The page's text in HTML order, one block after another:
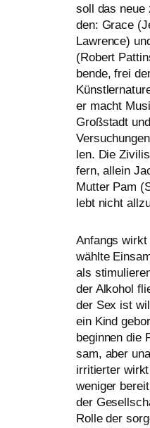
soll das
den: Grace
Lawrence)
(Robert
ben­de, frei
er macht
Großstadt
len. Die
fern, allein
Mutter Pam
lebt nicht
Anfangs
wähl­te
als
der Alkohol
der Sex ist
ein Kind
begin­nen die
sam, aber
irri­tier­ter
weni­ger
der
Rolle der